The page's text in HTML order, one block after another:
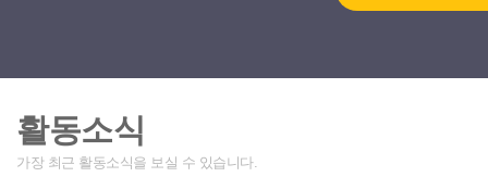
활동소식
가장 최근 활동소식을 보실 수 있습니다.